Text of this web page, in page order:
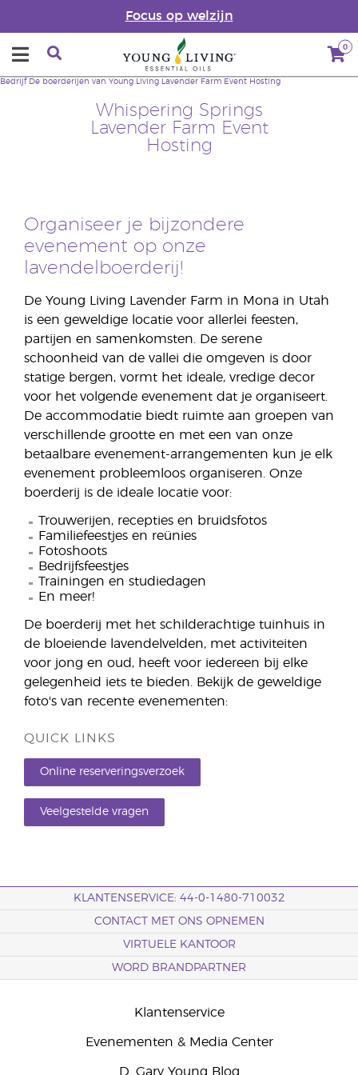
Focus op welzijn
0
Whispering Springs
Lavender Farm Event
Hosting
Bedrijf De boerderijen van Young Living Lavender Farm Event Hosting
Organiseer je bijzondere
evenement op onze
lavendelboerderij!
De Young Living Lavender Farm in Mona in Utah
is een geweldige locatie voor allerlei feesten,
partijen en samenkomsten. De serene
schoonheid van de vallei die omgeven is door
statige bergen, vormt het ideale, vredige decor
voor het volgende evenement dat je organiseert.
De accommodatie biedt ruimte aan groepen van
verschillende grootte en met een van onze
betaalbare evenement-arrangementen kun je elk
evenement probleemloos organiseren. Onze
boerderij is de ideale locatie voor:
Trouwerijen, recepties en bruidsfotos
Familiefeestjes en reünies
Fotoshoots
Bedrijfsfeestjes
Trainingen en studiedagen
En meer!
De boerderij met het schilderachtige tuinhuis in
de bloeiende lavendelvelden, met activiteiten
voor jong en oud, heeft voor iedereen bij elke
gelegenheid iets te bieden. Bekijk de geweldige
foto's van recente evenementen:
QUICK LINKS
Online reserveringsverzoek
Veelgestelde vragen
KLANTENSERVICE: 44-0-1480-710032
CONTACT MET ONS OPNEMEN
VIRTUELE KANTOOR
WORD BRANDPARTNER
Klantenservice
Evenementen & Media Center
D. Gary Young Blog